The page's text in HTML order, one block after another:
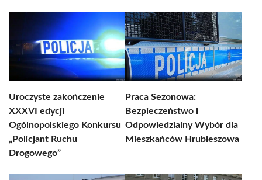
Uroczyste zakończenie
XXXVI edycji
Ogólnopolskiego Konkursu
„Policjant Ruchu
Drogowego”
Praca Sezonowa:
Bezpieczeństwo i
Odpowiedzialny Wybór dla
Mieszkańców Hrubieszowa